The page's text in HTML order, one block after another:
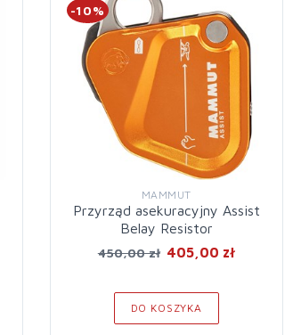
-10%
MAMMUT
Przyrząd asekuracyjny Assist
Belay Resistor
450,00 zł 405,00 zł
DO KOSZYKA